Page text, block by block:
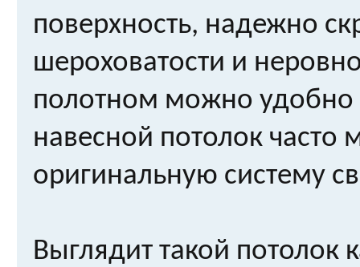
поверхность, надежно
шероховатости и
полотном можно удобно
навесной потолок
оригинальную систему
Выглядит такой потолок